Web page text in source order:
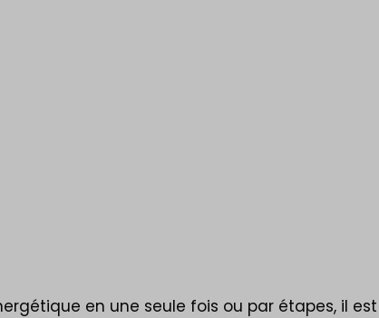
en une seule fois ou par étapes, il